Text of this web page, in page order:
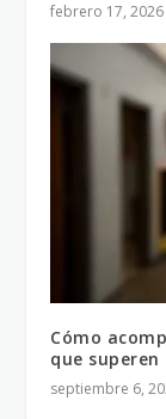
febrero 17, 2026
Cómo
que
septiembre 6,